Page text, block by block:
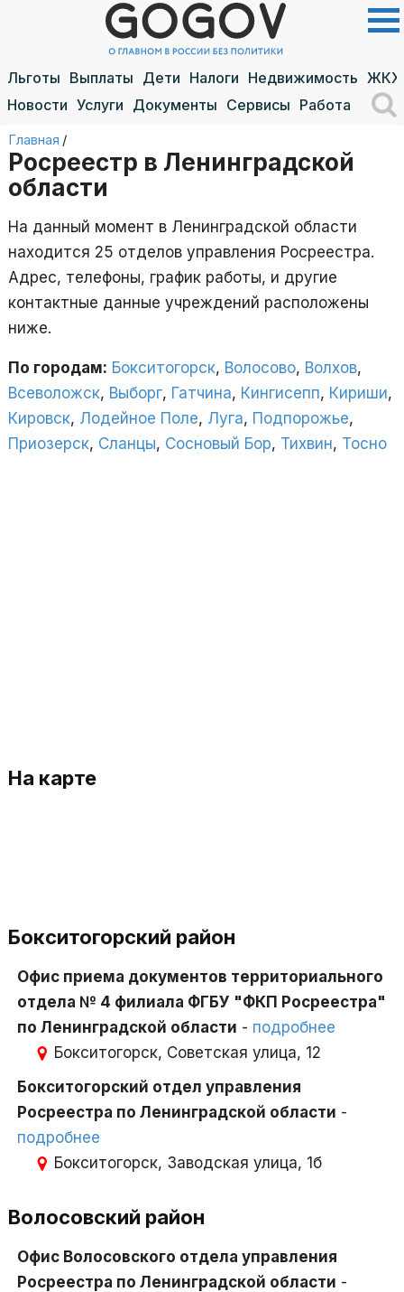
Льготы Выплаты Дети Налоги Недвижимость ЖКХ
Новости Услуги Документы Сервисы Работа
Главная /
Росреестр в Ленинградской
области
На данный момент в Ленинградской области
находится 25 отделов управления Росреестра.
Адрес, телефоны, график работы, и другие
контактные данные учреждений расположены
ниже.
По городам: Бокситогорск, Волосово, Волхов,
Всеволожск, Выборг, Гатчина, Кингисепп, Кириши,
Кировск, Лодейное Поле, Луга, Подпорожье,
Приозерск, Сланцы, Сосновый Бор, Тихвин, Тосно
На карте
Бокситогорский район
Офис приема документов территориального
отдела № 4 филиала ФГБУ "ФКП Росреестра"
по Ленинградской области - подробнее
Бокситогорск, Советская улица, 12
Бокситогорский отдел управления
Росреестра по Ленинградской области -
подробнее
Бокситогорск, Заводская улица, 1б
Волосовский район
Офис Волосовского отдела управления
Росреестра по Ленинградской области -